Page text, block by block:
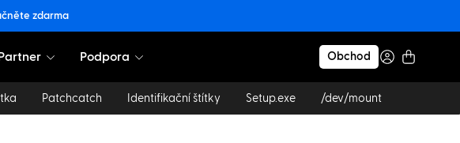
zdarma
Partner Podpora Obchod
Patchcatch Identifikační štítky Setup.exe /dev/mount